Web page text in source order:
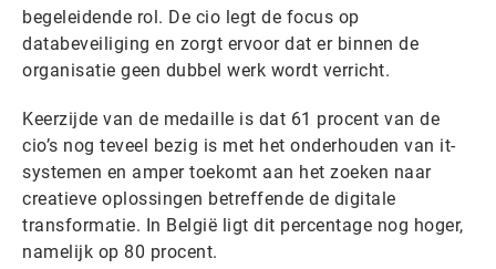
begeleidende rol. De cio legt de focus op
databeveiliging en zorgt ervoor dat er binnen de
organisatie geen dubbel werk wordt verricht.
Keerzijde van de medaille is dat 61 procent van de
cio’s nog teveel bezig is met het onderhouden van it-
systemen en amper toekomt aan het zoeken naar
creatieve oplossingen betreffende de digitale
transformatie. In België ligt dit percentage nog hoger,
namelijk op 80 procent.